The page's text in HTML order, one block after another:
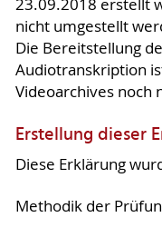
23.09.2018 erstellt
nicht umgestellt
Die Bereitstellung
Audiotranskription
Videoarchives noch
Erstellung dieser
Diese Erklärung
Methodik der